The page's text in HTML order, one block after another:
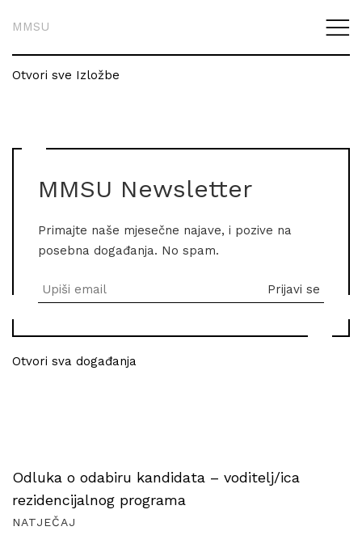
MMSU
Otvori sve Izložbe
MMSU Newsletter
Primajte naše mjesečne najave, i pozive na
posebna događanja. No spam.
Otvori sva događanja
Odluka o odabiru kandidata – voditelj/ica
rezidencijalnog programa
NATJEČAJ